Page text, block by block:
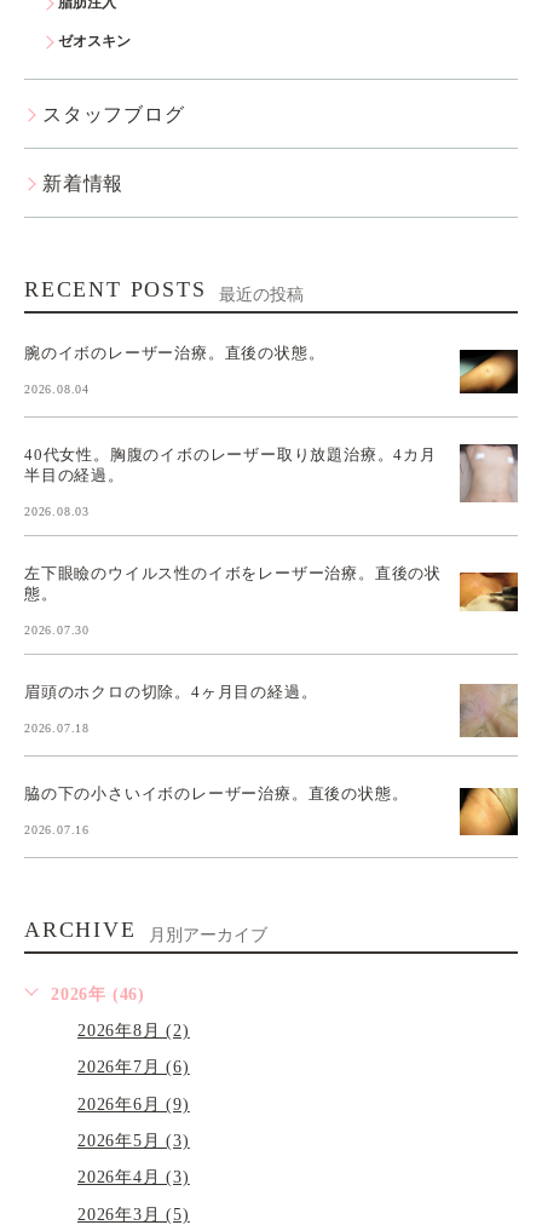
ゼオスキン
スタッフブログ
新着情報
RECENT POSTS 最近の投稿
腕のイボのレーザー治療。直後の状態。
2026.08.04
40代女性。胸腹のイボのレーザー取り放題治療。4カ月
半目の経過。
2026.08.03
左下眼瞼のウイルス性のイボをレーザー治療。直後の状
態。
2026.07.30
眉頭のホクロの切除。4ヶ月目の経過。
2026.07.18
脇の下の小さいイボのレーザー治療。直後の状態。
2026.07.16
ARCHIVE 月別アーカイブ
2026年 (46)
2026年8月 (2)
2026年7月 (6)
2026年6月 (9)
2026年5月 (3)
2026年4月 (3)
2026年3月 (5)